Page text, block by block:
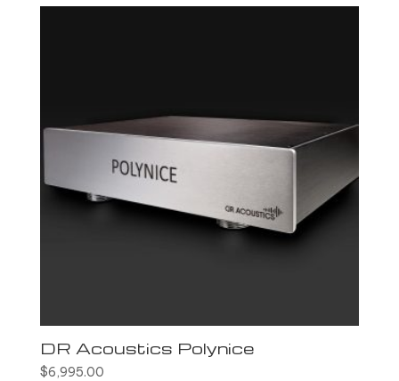
DR Acoustics Polynice
$6,995.00